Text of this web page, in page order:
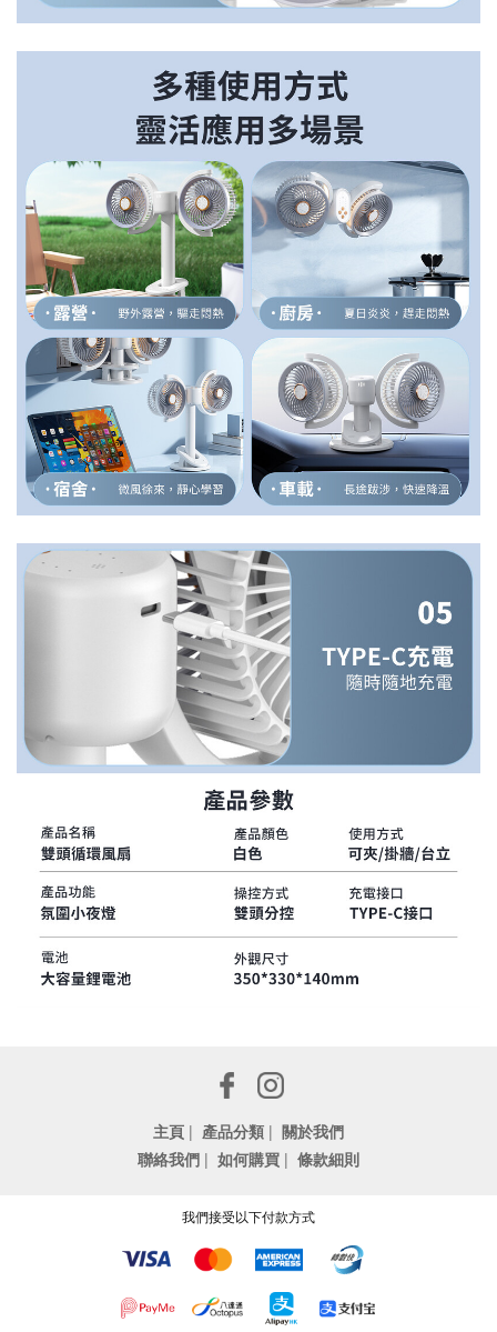
主頁 | 產品分類 | 關於我們
聯絡我們 | 如何購買 | 條款細則
我們接受以下付款方式